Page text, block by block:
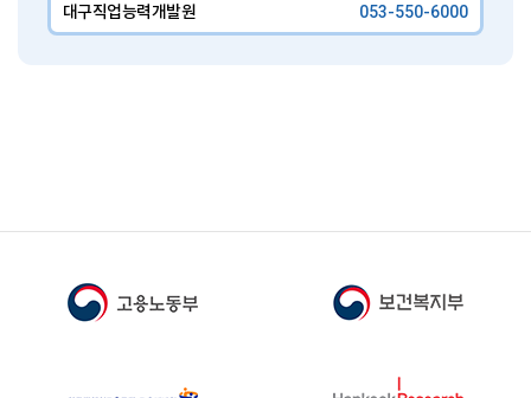
대구직업능력개발원 053-550-6000